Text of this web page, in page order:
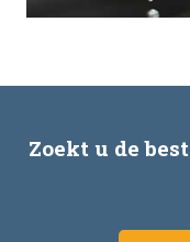
Zoekt u de